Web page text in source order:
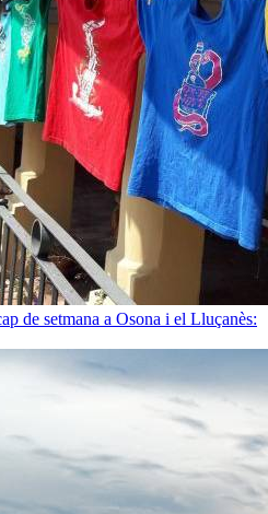
de setmana a Osona i el Lluçanès: